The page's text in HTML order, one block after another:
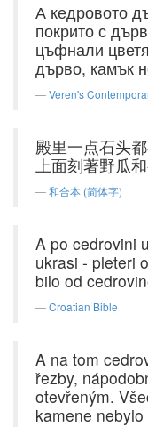
А кедровото
покрито с
цъфнали
дърво, камък
Veren's
殿里一点石头
上面刻著野瓜和
和合本 (简体字)
A po cedrovini
ukrasi - pleteri
bilo od
Croatian Bible
A na tom
řezby,
otevřeným.
kamene nebylo